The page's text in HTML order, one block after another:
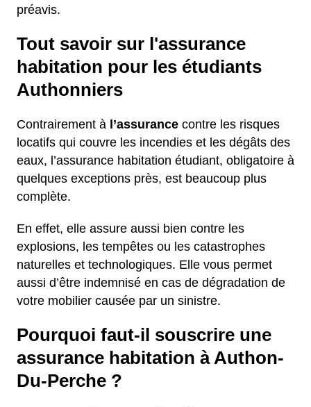
préavis.
Tout savoir sur l'assurance
habitation pour les étudiants
Authonniers
Contrairement à l’assurance contre les risques
locatifs qui couvre les incendies et les dégâts des
eaux, l’assurance habitation étudiant, obligatoire à
quelques exceptions près, est beaucoup plus
complète.
En effet, elle assure aussi bien contre les
explosions, les tempêtes ou les catastrophes
naturelles et technologiques. Elle vous permet
aussi d’être indemnisé en cas de dégradation de
votre mobilier causée par un sinistre.
Pourquoi faut-il souscrire une
assurance habitation à Authon-
Du-Perche ?